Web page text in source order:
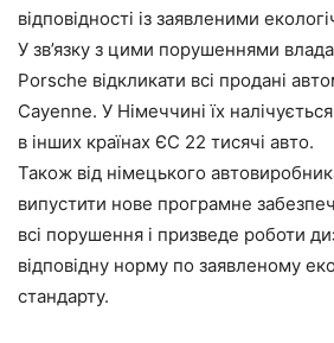
відповідності із заявленими
У зв’язку з цими порушеннями
Porsche відкликати всі продані
Cayenne. У Німеччині їх
в інших країнах ЄС 22 тисячі авто.
Також від німецького
випустити нове програмне
всі порушення і призведе роботи
відповідну норму по заявленому
стандарту.